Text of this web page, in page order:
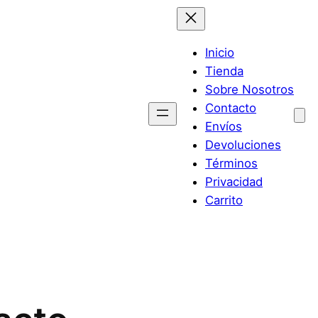
Inicio
Tienda
Sobre Nosotros
Contacto
Envíos
Devoluciones
Términos
Privacidad
Carrito